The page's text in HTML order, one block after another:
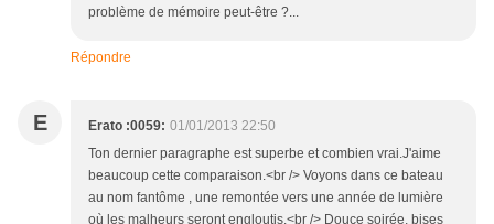
problème de mémoire peut-être ?...
Répondre
E Erato :0059: 01/01/2013 22:50
Ton dernier paragraphe est superbe et combien vrai.J'aime
beaucoup cette comparaison.<br /> Voyons dans ce bateau
au nom fantôme , une remontée vers une année de lumière
où les malheurs seront engloutis.<br /> Douce soirée, bises